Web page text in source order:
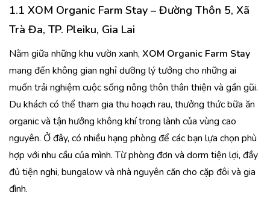
1.1 XOM Organic Farm Stay – Đường Thôn 5, Xã
Trà Đa, TP. Pleiku, Gia Lai
Nằm giữa những khu vườn xanh, XOM Organic Farm Stay
mang đến không gian nghỉ dưỡng lý tưởng cho những ai
muốn trải nghiệm cuộc sống nông thôn thân thiện và gần gũi.
Du khách có thể tham gia thu hoạch rau, thưởng thức bữa ăn
organic và tận hưởng không khí trong lành của vùng cao
nguyên. Ở đây, có nhiều hạng phòng để các bạn lựa chọn phù
hợp với nhu cầu của mình. Từ phòng đơn và dorm tiện lợi, đầy
đủ tiện nghi, bungalow và nhà nguyên căn cho cặp đôi và gia
đình.